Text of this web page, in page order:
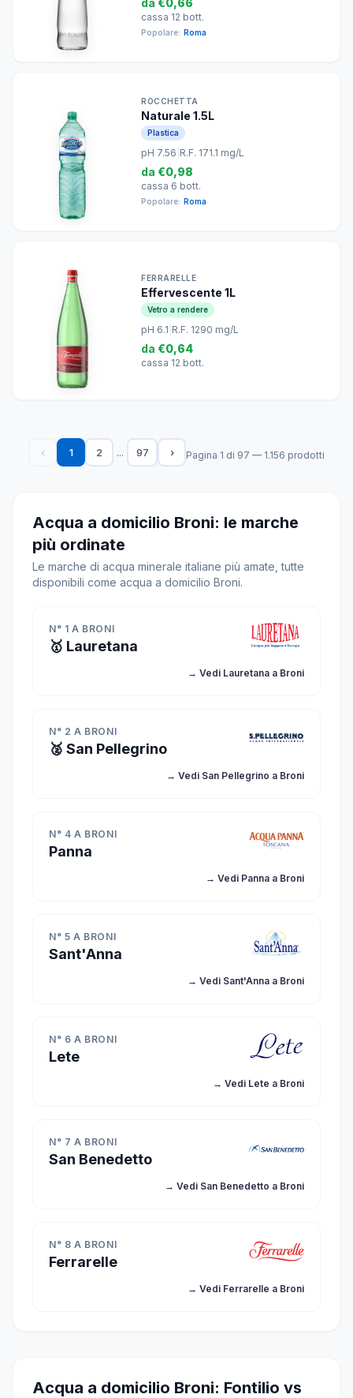
da €0,66
cassa 12 bott.
Popolare: Roma
ROCCHETTA
Naturale 1.5L
Plastica
pH 7.56 R.F. 171.1 mg/L
da €0,98
cassa 6 bott.
Popolare: Roma
FERRARELLE
Effervescente 1L
Vetro a rendere
pH 6.1 R.F. 1290 mg/L
da €0,64
cassa 12 bott.
‹ 1 2 ... 97 › Pagina 1 di 97 — 1.156 prodotti
Acqua a domicilio Broni: le marche
più ordinate
Le marche di acqua minerale italiane più amate, tutte
disponibili come acqua a domicilio Broni.
N° 1 A BRONI
🥇 Lauretana
→ Vedi Lauretana a Broni
N° 2 A BRONI
🥈 San Pellegrino
→ Vedi San Pellegrino a Broni
N° 4 A BRONI
Panna
→ Vedi Panna a Broni
N° 5 A BRONI
Sant'Anna
→ Vedi Sant'Anna a Broni
N° 6 A BRONI
Lete
→ Vedi Lete a Broni
N° 7 A BRONI
San Benedetto
→ Vedi San Benedetto a Broni
N° 8 A BRONI
Ferrarelle
→ Vedi Ferrarelle a Broni
Acqua a domicilio Broni: Fontilio vs